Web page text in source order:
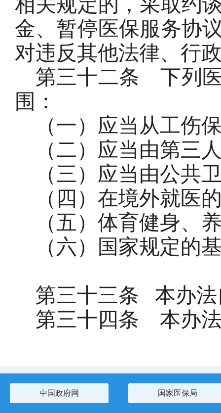
相关规定的，采取约
金、暂停医保服务协
对违反其他法律、行
第三十二条
下列
围：
（一）应当从工伤
（二）应当由第三
（三）应当由公共
（四）在境外就医
（五）体育健身、
（六）国家规定的
第三十三条
本办
第三十四条
本办
中国政府网 国家医保局